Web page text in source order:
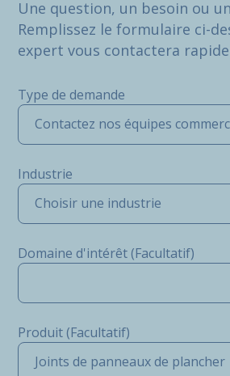
Une question, un besoin ou
Remplissez le formulaire ci-
expert vous contactera
Type de demande
Contactez nos équipes
Industrie
Choisir une industrie
Domaine d'intérêt (Facultatif)
Produit (Facultatif)
Joints de panneaux de plancher